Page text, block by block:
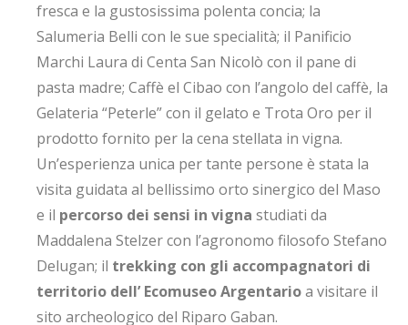
fresca e la gustosissima polenta concia; la
Salumeria Belli con le sue specialità; il Panificio
Marchi Laura di Centa San Nicolò con il pane di
pasta madre; Caffè el Cibao con l’angolo del caffè, la
Gelateria “Peterle” con il gelato e Trota Oro per il
prodotto fornito per la cena stellata in vigna.
Un’esperienza unica per tante persone è stata la
visita guidata al bellissimo orto sinergico del Maso
e il percorso dei sensi in vigna studiati da
Maddalena Stelzer con l’agronomo filosofo Stefano
Delugan; il trekking con gli accompagnatori di
territorio dell’ Ecomuseo Argentarioa visitare il
sito archeologico del Riparo Gaban.